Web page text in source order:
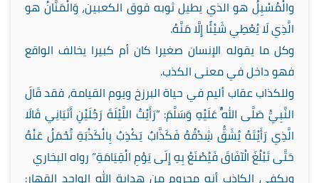
والْمُسْبِلُ هو الذي يطيل ثوبه فوق الكعبين، وَالْمَنَّانُ هو
الَّذِي لَا يُعْطِي شَيْئًا إِلَّا مَنَّهُ.
وكل ما يقوله الإنسان صغيرا كان أم كبيرا يخالف الواقع
فهو داخل في معنى الكذب.
وللكذاب عقاب أليم في حياة البرزخ ويوم القيامة، فقد قَالَ
النَّبِيُّ صَلَّى اللَّهُ عَلَيْهِ وَسَلَّمَ: “رَأَيْتُ اللَّيْلَةَ رَجُلَيْنِ أَتَيَانِي قَالَا
الَّذِي رَأَيْتَهُ يُشَقُّ شِدْقُهُ فَكَذَّابٌ يَكْذِبُ بِالْكَذْبَةِ تُحْمَلُ عَنْهُ
حَتَّى تَبْلُغَ الْآفَاقَ فَيُصْنَعُ بِهِ إِلَى يَوْمِ الْقِيَامَةِ” رواه البخاري
ويكفي الكاذب أنه محروم من هداية الله الواحد القهار: